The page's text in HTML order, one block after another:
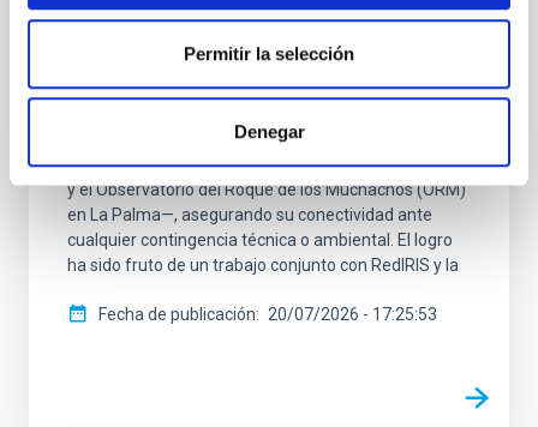
Permitir la selección
Denegar
culminado con éxito un hito tecnológico de gran
Red Óptica Marítima y Terrestre RedIRIS Tenerife –
La Palma”. Esta nueva y robusta red de
las autopistas de datos de los Observatorios de
Canarias —el Observatorio del Teide (OT) en Tenerife
y el Observatorio del Roque de los Muchachos (ORM)
en La Palma—, asegurando su conectividad ante
cualquier contingencia técnica o ambiental. El logro
ha sido fruto de un trabajo conjunto con RedIRIS y la
Fecha de publicación 20/07/2026 - 17:25:53